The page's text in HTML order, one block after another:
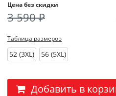
Цена без скидки
3 590 ₽
Таблица размеров
52 (3XL) 56 (5XL)
Добавить в